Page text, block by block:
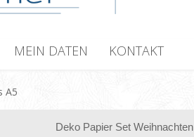
MEIN DATEN KONTAKT
A5
Deko Papier Set Weihnachten